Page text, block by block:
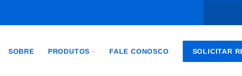
SOBRE PRODUTOS FALE CONOSCO SOLICITAR